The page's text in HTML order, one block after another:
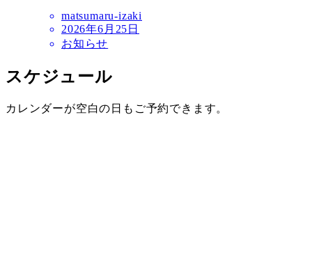
matsumaru-izaki
2026年6月25日
お知らせ
スケジュール
カレンダーが空白の日もご予約できます。